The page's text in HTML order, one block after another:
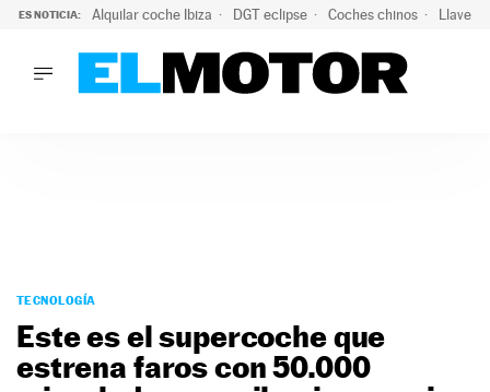
ES NOTICIA: Alquilar coche Ibiza DGT eclipse Coches chinos Llaves
PODCAST
MOTOS
TECNOLOGÍA
SUPERCOCHES
TECNOLOGÍA
Este es el supercoche que
estrena faros con 50.000